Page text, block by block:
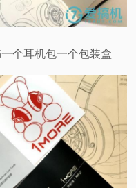
个耳机包一个包装盒